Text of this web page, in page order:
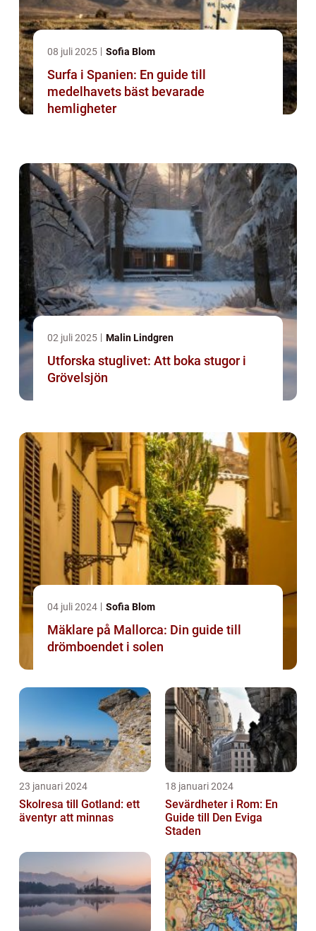
08 juli 2025 Sofia Blom
Surfa i Spanien: En guide till
medelhavets bäst bevarade
hemligheter
02 juli 2025 Malin Lindgren
Utforska stuglivet: Att boka stugor i
Grövelsjön
04 juli 2024 Sofia Blom
Mäklare på Mallorca: Din guide till
drömboendet i solen
23 januari 2024
Skolresa till Gotland: ett
äventyr att minnas
18 januari 2024
Sevärdheter i Rom: En
Guide till Den Eviga
Staden